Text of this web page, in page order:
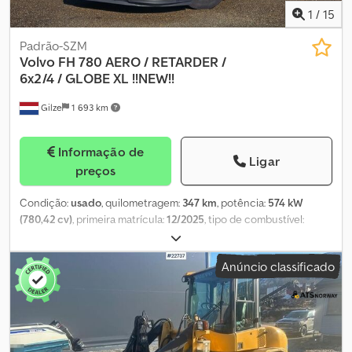
1 / 15
Gilze 1 693 km
Padrão-SZM
Volvo FH 780 AERO / RETARDER /
6x2/4 / GLOBE XL !!NEW!!
Informação de
preços
Ligar
Condição:usado, quilometragem: 347 km, potência: 574 kW
(780,42 cv), primeira matrícula:12/2025, tipo de combustível:
385/55R22.5
combustível:diesel, travões:retardador, cor:branco, cabina do
condutor:
, tipo de engrenagem:automático,
classe de emissão:
, suspensão:ar , Ano de fabrico:2025,
Equipamento:
ABS, AdBlue, aquecedor de assento, aquecedor
estacionário, ar condicionado, assistente de manutenção de
faixa, bloqueio do diferencial, controlo de tração, controlo de
Anúncio classificado